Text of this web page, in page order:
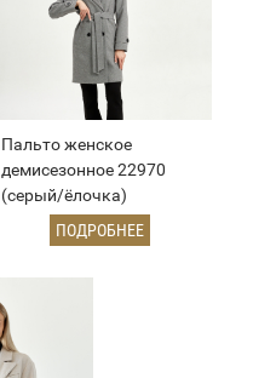
Пальто женское
демисезонное 22970
(серый/ёлочка)
ПОДРОБНЕЕ